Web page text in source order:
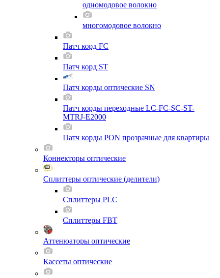
одномодовое волокно
многомодовое волокно
Патч корд FC
Патч корд ST
Патч корды оптические SN
Патч корды переходные LC-FC-SC-ST-
MTRJ-E2000
Патч корды PON прозрачные для квартиры
Коннекторы оптические
Сплиттеры оптические (делители)
Сплиттеры PLC
Сплиттеры FBT
Аттенюаторы оптические
Кассеты оптические